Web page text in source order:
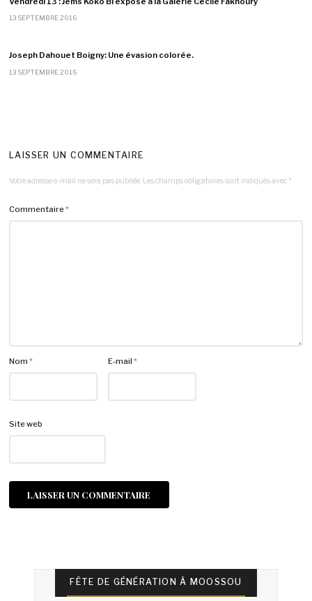
13 SEPTEMBRE 2016
Joseph Dahouet Boigny: Une évasion colorée.
13 SEPTEMBRE 2016
LAISSER UN COMMENTAIRE
Votre adresse e-mail ne sera pas publiée. Les champs obligatoires sont indiqués avec *
Commentaire*
Nom* E-mail*
Site web
FÊTE DE GÉNÉRATION À MOOSSOU